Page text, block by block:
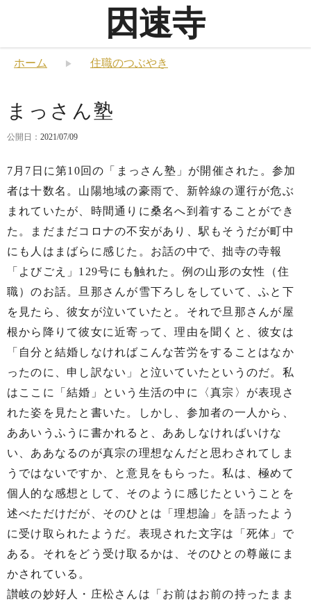
因速寺
ホーム 住職のつぶやき
まっさん塾
公開日： 2021/07/09
7月7日に第10回の「まっさん塾」が開催された。参加
者は十数名。山陽地域の豪雨で、新幹線の運行が危ぶ
まれていたが、時間通りに桑名へ到着することができ
た。まだまだコロナの不安があり、駅もそうだが町中
にも人はまばらに感じた。お話の中で、拙寺の寺報
「よびごえ」129号にも触れた。例の山形の女性（住
職）のお話。旦那さんが雪下ろしをしていて、ふと下
を見たら、彼女が泣いていたと。それで旦那さんが屋
根から降りて彼女に近寄って、理由を聞くと、彼女は
「自分と結婚しなければこんな苦労をすることはなか
ったのに、申し訳ない」と泣いていたというのだ。私
はここに「結婚」という生活の中に〈真宗〉が表現さ
れた姿を見たと書いた。しかし、参加者の一人から、
ああいうふうに書かれると、ああしなければいけな
い、ああなるのが真宗の理想なんだと思わされてしま
うではないですか、と意見をもらった。私は、極めて
個人的な感想として、そのように感じたということを
述べただけだが、そのひとは「理想論」を語ったよう
に受け取られたようだ。表現された文字は「死体」で
ある。それをどう受け取るかは、そのひとの尊厳にま
かされている。
讃岐の妙好人・庄松さんは「お前はお前の持ったまま